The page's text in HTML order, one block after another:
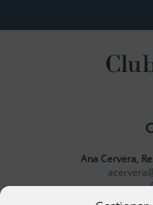
Ana Cervera,